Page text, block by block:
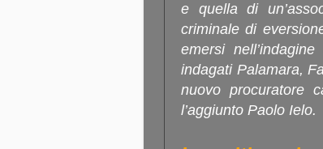
e quella di
criminale di
emersi
indagati Palamara,
nuovo procuratore
l’aggiunto Paolo Ielo.